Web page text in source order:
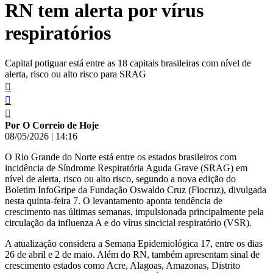
conteúdo
RN tem alerta por vírus
respiratórios
Capital potiguar está entre as 18 capitais brasileiras com nível de
alerta, risco ou alto risco para SRAG
Por O Correio de Hoje
08/05/2026 | 14:16
O Rio Grande do Norte está entre os estados brasileiros com
incidência de Síndrome Respiratória Aguda Grave (SRAG) em
nível de alerta, risco ou alto risco, segundo a nova edição do
Boletim InfoGripe da Fundação Oswaldo Cruz (Fiocruz), divulgada
nesta quinta-feira 7. O levantamento aponta tendência de
crescimento nas últimas semanas, impulsionada principalmente pela
circulação da influenza A e do vírus sincicial respiratório (VSR).
A atualização considera a Semana Epidemiológica 17, entre os dias
26 de abril e 2 de maio. Além do RN, também apresentam sinal de
crescimento estados como Acre, Alagoas, Amazonas, Distrito